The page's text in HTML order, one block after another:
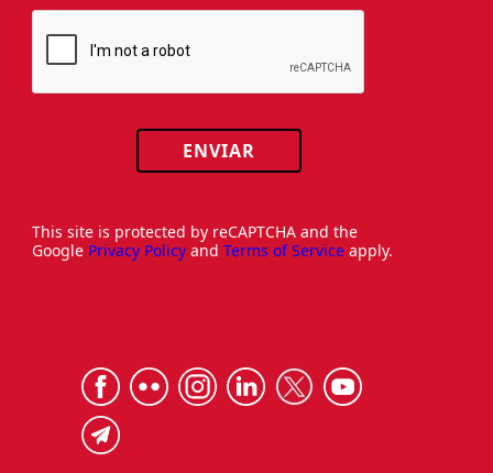
ENVIAR
This site is protected by reCAPTCHA and the
Google Privacy Policy and Terms of Service apply.